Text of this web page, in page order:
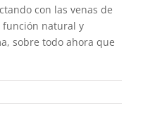
con las venas de
función natural y
sobre todo ahora que